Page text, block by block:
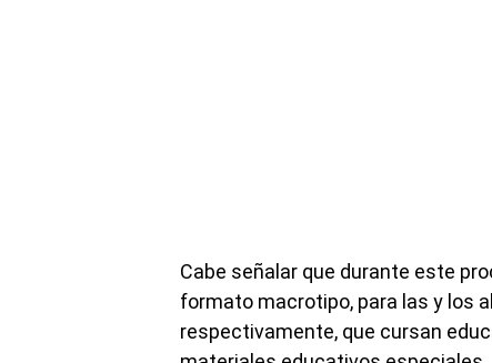
Cabe señalar que durante este
formato macrotipo, para las y los
respectivamente, que cursan